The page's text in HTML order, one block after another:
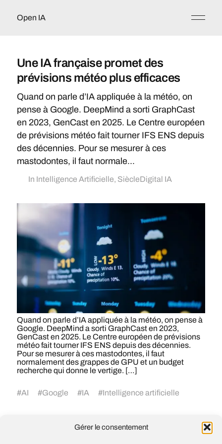
Gérer le consentement
Open IA
Une IA française promet des
prévisions météo plus efficaces
Quand on parle d’IA appliquée à la météo, on
pense à Google. DeepMind a sorti GraphCast
en 2023, GenCast en 2025. Le Centre européen
de prévisions météo fait tourner IFS ENS depuis
des décennies. Pour se mesurer à ces
mastodontes, il faut normale...
In Intelligence Artificielle, SiècleDigital IA
Quand on parle d’IA appliquée à la météo, on pense à
Google. DeepMind a sorti GraphCast en 2023,
GenCast en 2025. Le Centre européen de prévisions
météo fait tourner IFS ENS depuis des décennies.
Pour se mesurer à ces mastodontes, il faut
normalement des grappes de GPU et un budget
recherche qui donne le vertige. […]
#AI #Google #IA #Intelligence artificielle
Anthropic rachète Stainless, une start-up